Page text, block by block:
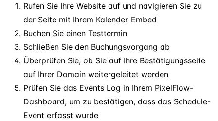
Rufen Sie Ihre Website auf und navigieren Sie zu
der Seite mit Ihrem Kalender-Embed
Buchen Sie einen Testtermin
Schließen Sie den Buchungsvorgang ab
Überprüfen Sie, ob Sie auf Ihre Bestätigungsseite
auf Ihrer Domain weitergeleitet werden
Prüfen Sie das Events Log in Ihrem PixelFlow-
Dashboard, um zu bestätigen, dass das Schedule-
Event erfasst wurde